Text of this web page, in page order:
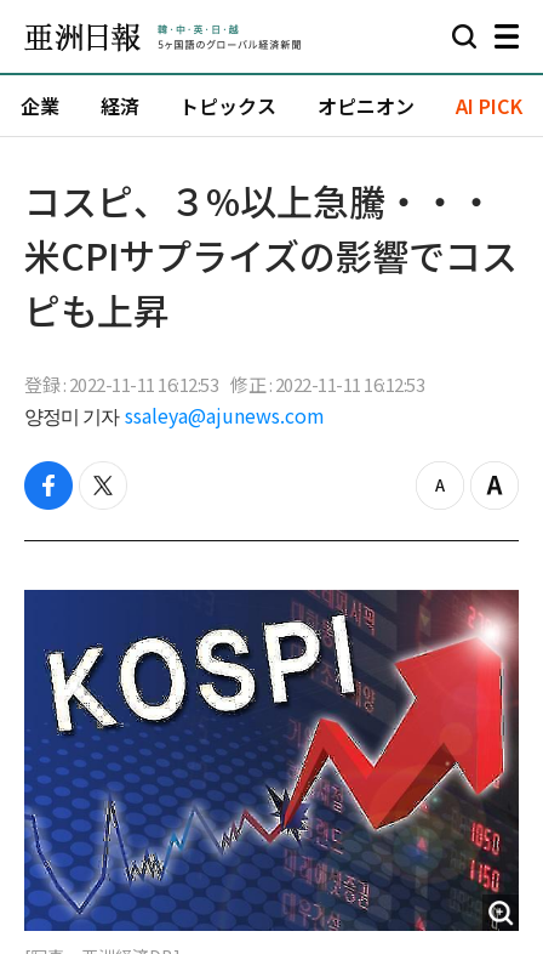
企業 経済 トピックス オピニオン AI PICK
コスピ、３%以上急騰・・・
米CPIサプライズの影響でコス
ピも上昇
登録 : 2022-11-11 16:12:53 修正 : 2022-11-11 16:12:53
양정미 기자 ssaleya@ajunews.com
f
c
b
k
t
i
t
z
o
o
t
Z
o
i
n